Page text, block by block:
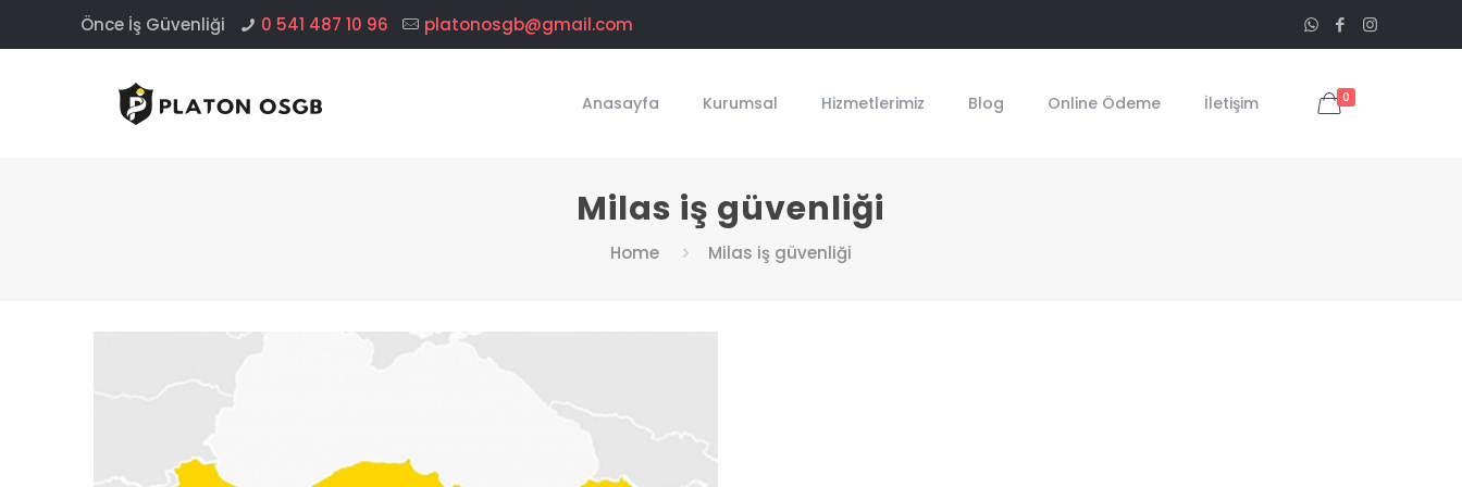
Önce İş Güvenliği 0 541 487 10 96 platonosgb@gmail.com
Anasayfa Kurumsal Hizmetlerimiz Blog Online Ödeme İletişim 0
Milas iş güvenliği
Home Milas iş güvenliği